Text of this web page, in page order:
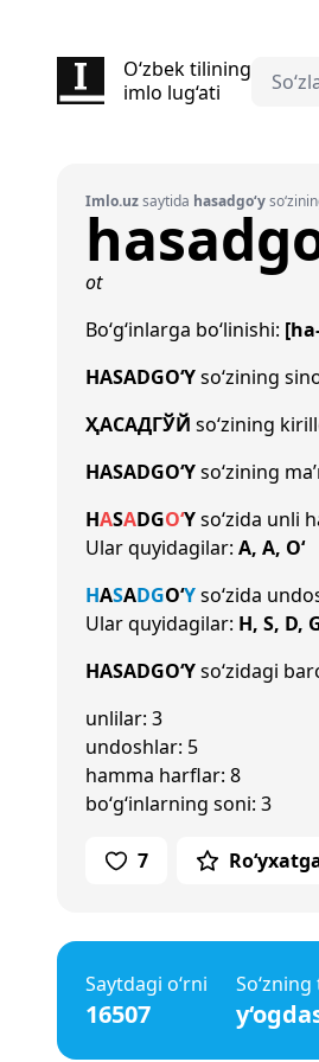
O‘zbek tilining
imlo lug‘ati
Imlo.uzsaytida hasadgo‘y
ot
Bo‘g‘inlarga bo‘linishi:
HASADGO‘Yso‘zining
ҲАСАДГЎЙ so‘zining
HASADGO‘Yso‘zining
HASADGO‘Yso‘zida unli
Ular quyidagilar: A, A, O‘
HASADGO‘Yso‘zida
Ular quyidagilar: H, S, D,
HASADGO‘Yso‘zidagi
unlilar: 3
undoshlar: 5
hamma harflar: 8
bo‘g‘inlarning soni: 3
7
Saytdagi o‘rni
16507